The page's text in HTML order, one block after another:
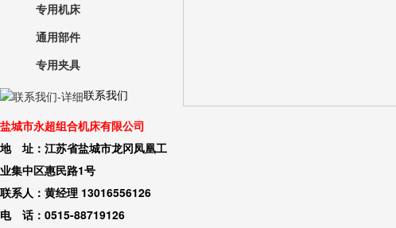
专用机床
通用部件
专用夹具
联系我们
盐城市永超组合机床有限公司
地 址：江苏省盐城市龙冈凤凰工
业集中区惠民路1号
联系人：黄经理 13016556126
电 话：0515-88719126